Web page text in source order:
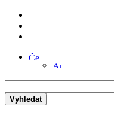
Vyhledat